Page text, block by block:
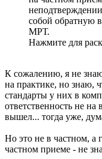
собой обратную
МРТ.
Нажмите для
К сожалению, я не
на практике, но знаю,
стандарты у них в
ответственность не на
вышел... тогда уже,
Но это не в частном, а
частном приеме - не